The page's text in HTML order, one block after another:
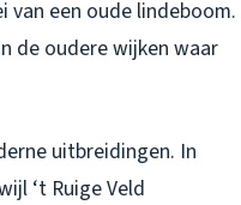
een oude lindeboom.
de oudere wijken waar
uitbreidingen. In
‘t Ruige Veld